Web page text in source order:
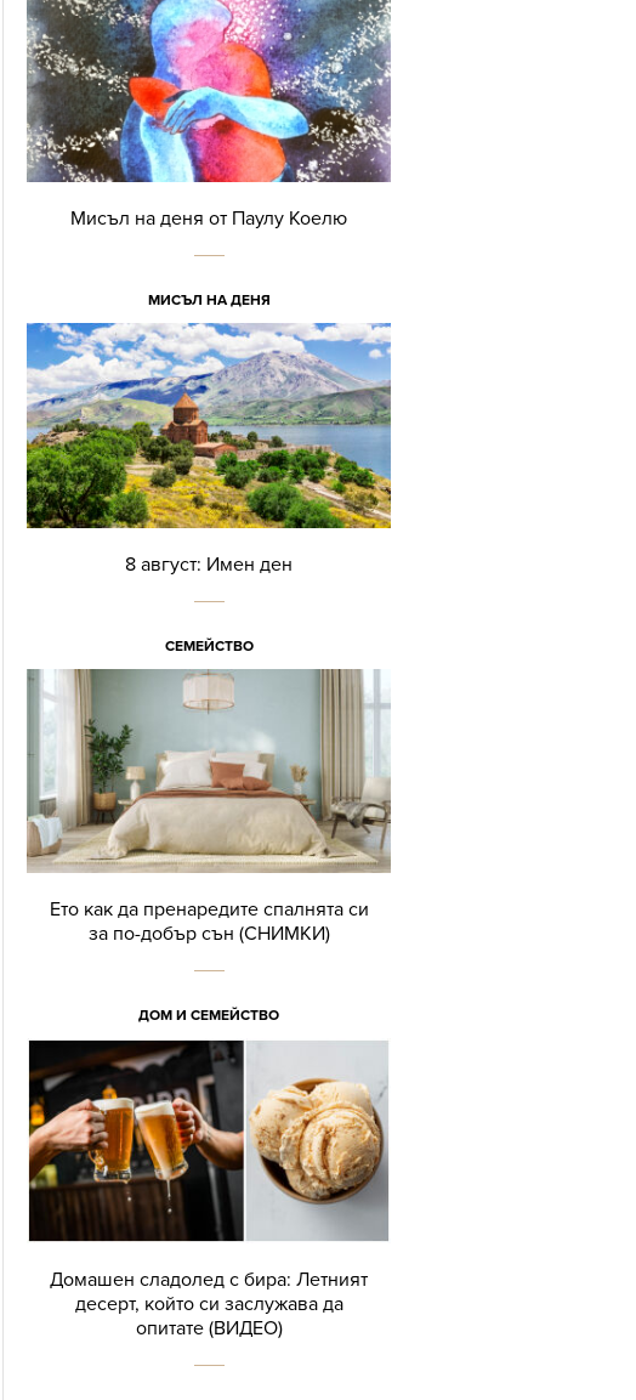
Мисъл на деня от Паулу Коелю
МИСЪЛ НА ДЕНЯ
8 август: Имен ден
СЕМЕЙСТВО
Ето как да пренаредите спалнята си
за по-добър сън (СНИМКИ)
ДОМ И СЕМЕЙСТВО
Домашен сладолед с бира: Летният
десерт, който си заслужава да
опитате (ВИДЕО)